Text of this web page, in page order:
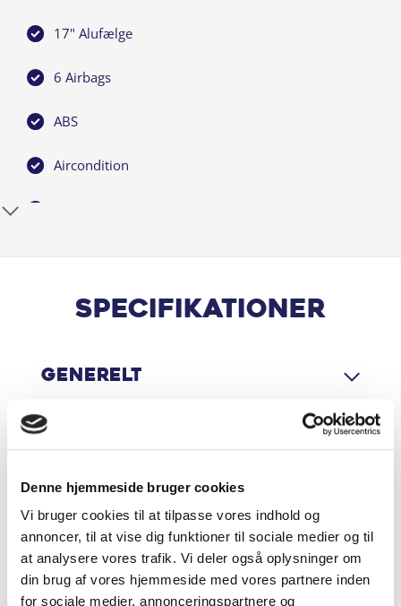
Denne hjemmeside bruger cookies
Vi bruger cookies til at tilpasse vores indhold og
annoncer, til at vise dig funktioner til sociale medier og til
at analysere vores trafik. Vi deler også oplysninger om
din brug af vores hjemmeside med vores partnere inden
for sociale medier, annonceringspartnere og
17" Alufælge
6 Airbags
ABS
Aircondition
Apple CarPlay
Aut. nedblændeligt bakspejl
Automatisk op-/nedblænding
Bakkamera
Specifikationer
Generelt
Motor & Ydelse
Økonomi